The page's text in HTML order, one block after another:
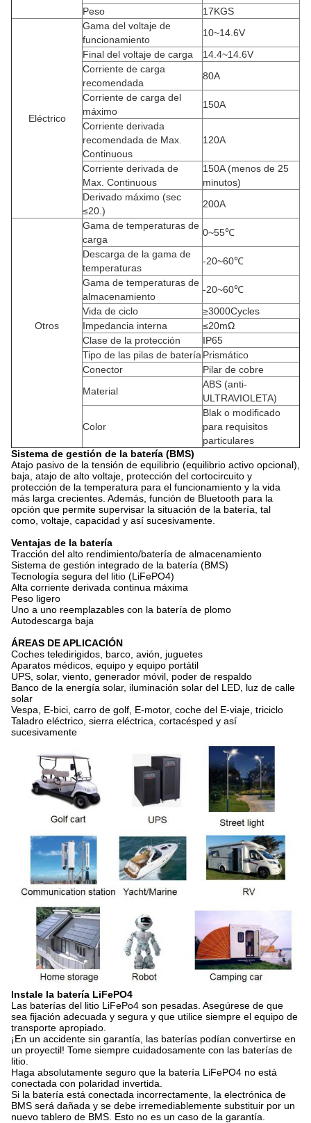
Peso
17KGS
Eléctrico
Gama del voltaje de
funcionamiento
10~14.6V
Final del voltaje de carga
14.4~14.6V
Corriente de carga
recomendada
80A
Corriente de carga del
máximo
150A
Corriente derivada
recomendada de Max.
Continuous
120A
Corriente derivada de
Max. Continuous
150A(menos de 25
minutos)
Derivado máximo (sec
≤20.)
200A
Otros
Gama de temperaturas de
carga
0~55℃
Descarga de la gama de
temperaturas
-20~60℃
Gama de temperaturas de
almacenamiento
-20~60℃
Vida de ciclo
≥3000Cycles
Impedancia interna
≤20mΩ
Clase de la protección
IP65
Tipo de las pilas de batería Prismático
Conector
Pilar de cobre
Material
ABS (anti-
ULTRAVIOLETA)
Color
Blak o modificado
para requisitos
particulares
Sistema de gestión de la batería (BMS)
Atajo pasivo de la tensión de equilibrio (equilibrio activo opcional),
baja, atajo de alto voltaje, protección del cortocircuito y
protección de la temperatura para el funcionamiento y la vida
más larga crecientes. Además, función de Bluetooth para la
opción que permite supervisar la situación de la batería, tal
como, voltaje, capacidad y así sucesivamente.
Ventajas de la batería
Tracción del alto rendimiento/batería de almacenamiento
Sistema de gestión integrado de la batería (BMS)
Tecnología segura del litio (LiFePO4)
Alta corriente derivada continua máxima
Peso ligero
Uno a uno reemplazables con la batería de plomo
Autodescarga baja
ÁREAS DE APLICACIÓN
Coches teledirigidos, barco, avión, juguetes
Aparatos médicos, equipo y equipo portátil
UPS, solar, viento, generador móvil, poder de respaldo
Banco de la energía solar, iluminación solar del LED, luz de calle
solar
Vespa, E-bici, carro de golf, E-motor, coche del E-viaje, triciclo
Taladro eléctrico, sierra eléctrica, cortacésped y así
sucesivamente
Instale la batería LiFePO4
Las baterías del litio LiFePo4 son pesadas. Asegúrese de que
sea fijación adecuada y segura y que utilice siempre el equipo de
transporte apropiado.
¡En un accidente sin garantía, las baterías podían convertirse en
un proyectil! Tome siempre cuidadosamente con las baterías de
litio.
Haga absolutamente seguro que la batería LiFePO4 no está
conectada con polaridad invertida.
Si la batería está conectada incorrectamente, la electrónica de
BMS será dañada y se debe irremediablemente substituir por un
nuevo tablero de BMS. Esto no es un caso de la garantía.